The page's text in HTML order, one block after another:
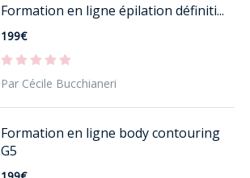
Formation en ligne épilation définiti...
199€
Par Cécile Bucchianeri
Formation en ligne body contouring
G5